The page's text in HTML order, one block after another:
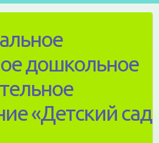
дошкольное
«Детский сад